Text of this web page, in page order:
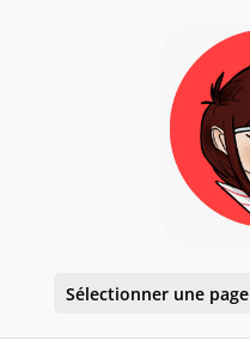
Sélectionner une page